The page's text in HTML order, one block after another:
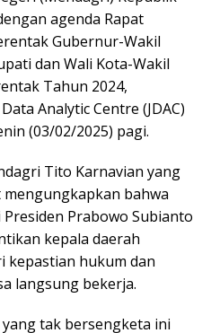
agenda Rapat
Gubernur-Wakil
dan Wali Kota-Wakil
Tahun 2024,
Analytic Centre (JDAC)
(03/02/2025) pagi.
Tito Karnavian yang
bahwa
Prabowo Subianto
kepala daerah
kepastian hukum dan
langsung bekerja.
tak bersengketa ini